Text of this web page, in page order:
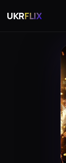
UKRFLIX